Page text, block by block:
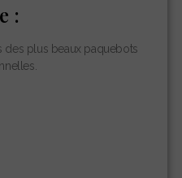
:
des plus beaux paquebots